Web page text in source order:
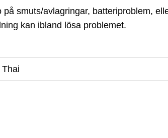
på smuts/avlagringar, batteriproblem,
kan ibland lösa problemet.
Thai